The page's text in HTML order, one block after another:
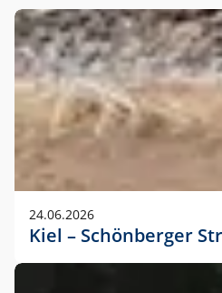
24.06.2026
Kiel – Schönberger